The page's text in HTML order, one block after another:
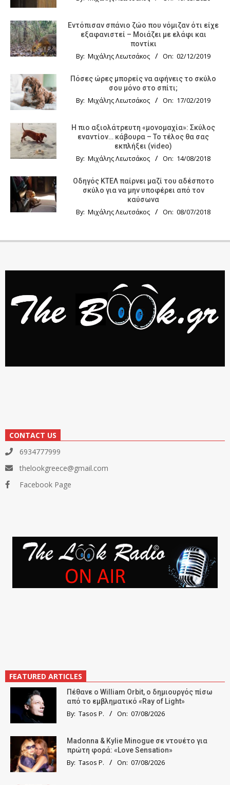
Εντόπισαν σπάνιο ζώο που νόμιζαν ότι είχε
εξαφανιστεί – Μοιάζει με ελάφι και
ποντίκι
By: Μιχάλης Λεωτσάκος On: 02/12/2019
Πόσες ώρες μπορείς να αφήνεις το σκύλο
σου μόνο στο σπίτι;
By: Μιχάλης Λεωτσάκος On: 17/02/2019
Η πιο αξιολάτρευτη «μονομαχία»: Σκύλος
εναντίον… κάβουρα – Το τέλος θα σας
εκπλήξει (video)
By: Μιχάλης Λεωτσάκος On: 14/08/2018
Οδηγός KTΕΛ παίρνει μαζί του αδέσποτο
σκύλο για να μην υποφέρει από τον
καύσωνα
By: Μιχάλης Λεωτσάκος On: 08/07/2018
CONTACT US
6934777999
thelookgreece@gmail.com
Facebook Page
FEATURED ARTICLES
Πέθανε ο William Orbit, ο δημιουργός πίσω
από το εμβληματικό «Ray of Light»
By: Tasos P. On: 07/08/2026
Madonna & Kylie Minogue σε ντουέτο για
πρώτη φορά: «Love Sensation»
By: Tasos P. On: 07/08/2026